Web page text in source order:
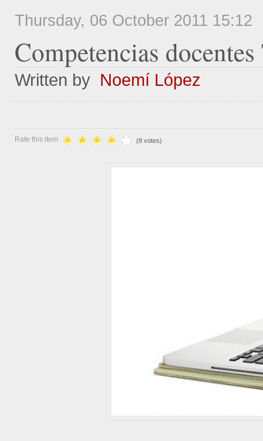
Thursday, 06 October 2011 15:12
Competencias
Written by Noemí López
Rate this item (8 votes)